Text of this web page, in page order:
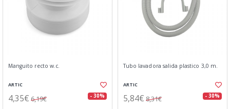
Manguito recto w.c.
ARTIC
4,35€ 6,19€ - 30%
Tubo lavadora salida plastico 3,0 m.
ARTIC
5,84€ 8,31€ - 30%